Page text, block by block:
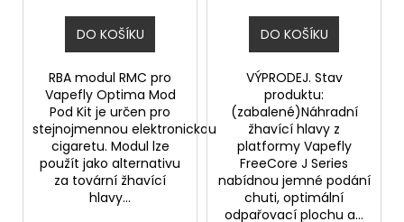
DO KOŠÍKU
RBA modul RMC pro
Vapefly Optima Mod
Pod Kit je určen pro
stejnojmennou elektronickou
cigaretu. Modul lze
použít jako alternativu
za tovární žhavící
hlavy...
DO KOŠÍKU
VÝPRODEJ. Stav
produktu:
(zabalené)Náhradní
žhavící hlavy z
platformy Vapefly
FreeCore J Series
nabídnou jemné podání
chuti, optimální
odpařovací plochu a...